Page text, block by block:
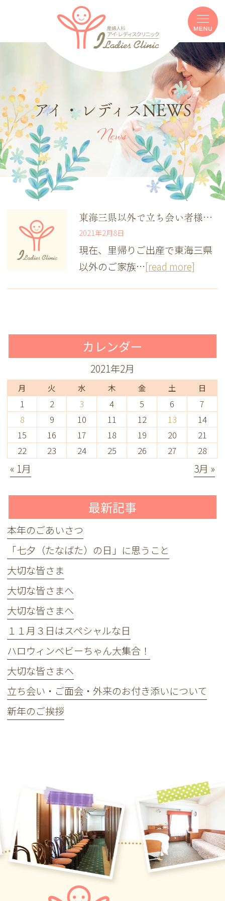
アイ・レディスNEWS
News
東海三県以外で立ち会い者様へのお知らせ
2021年2月8日
現在、里帰りご出産で東海三県
以外のご家族…[read more]
カレンダー
2021年2月
月 火 水 木 金 土 日
1 2 3 4 5 6
7
8
9 10 11 12 13
14
15
16 17 18 19 20
21
22
23 24 25 26 27 28
« 1月 3月 »
最新記事
本年のごあいさつ
「七夕（たなばた）の日」に思うこと
大切な皆さま
大切な皆さまへ
大切な皆さまへ
１１月３日はスペシャルな日
ハロウィンベビーちゃん大集合！
大切な皆さまへ
立ち会い・ご面会・外来のお付き添いについて
新年のご挨拶